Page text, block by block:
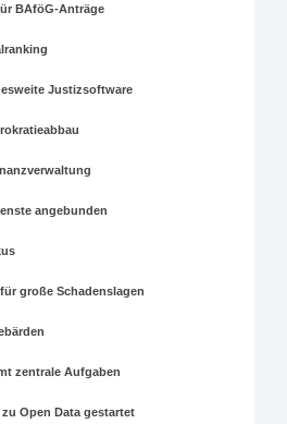
BAföG-Anträge
Justizsoftware
angebunden
große Schadenslagen
zentrale Aufgaben
Open Data gestartet